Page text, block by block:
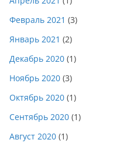
Февраль 2021 (3)
Январь 2021 (2)
Декабрь 2020 (1)
Ноябрь 2020 (3)
Октябрь 2020 (1)
Сентябрь 2020 (1)
Август 2020 (1)